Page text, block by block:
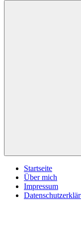
Startseite
Über mich
Impressum